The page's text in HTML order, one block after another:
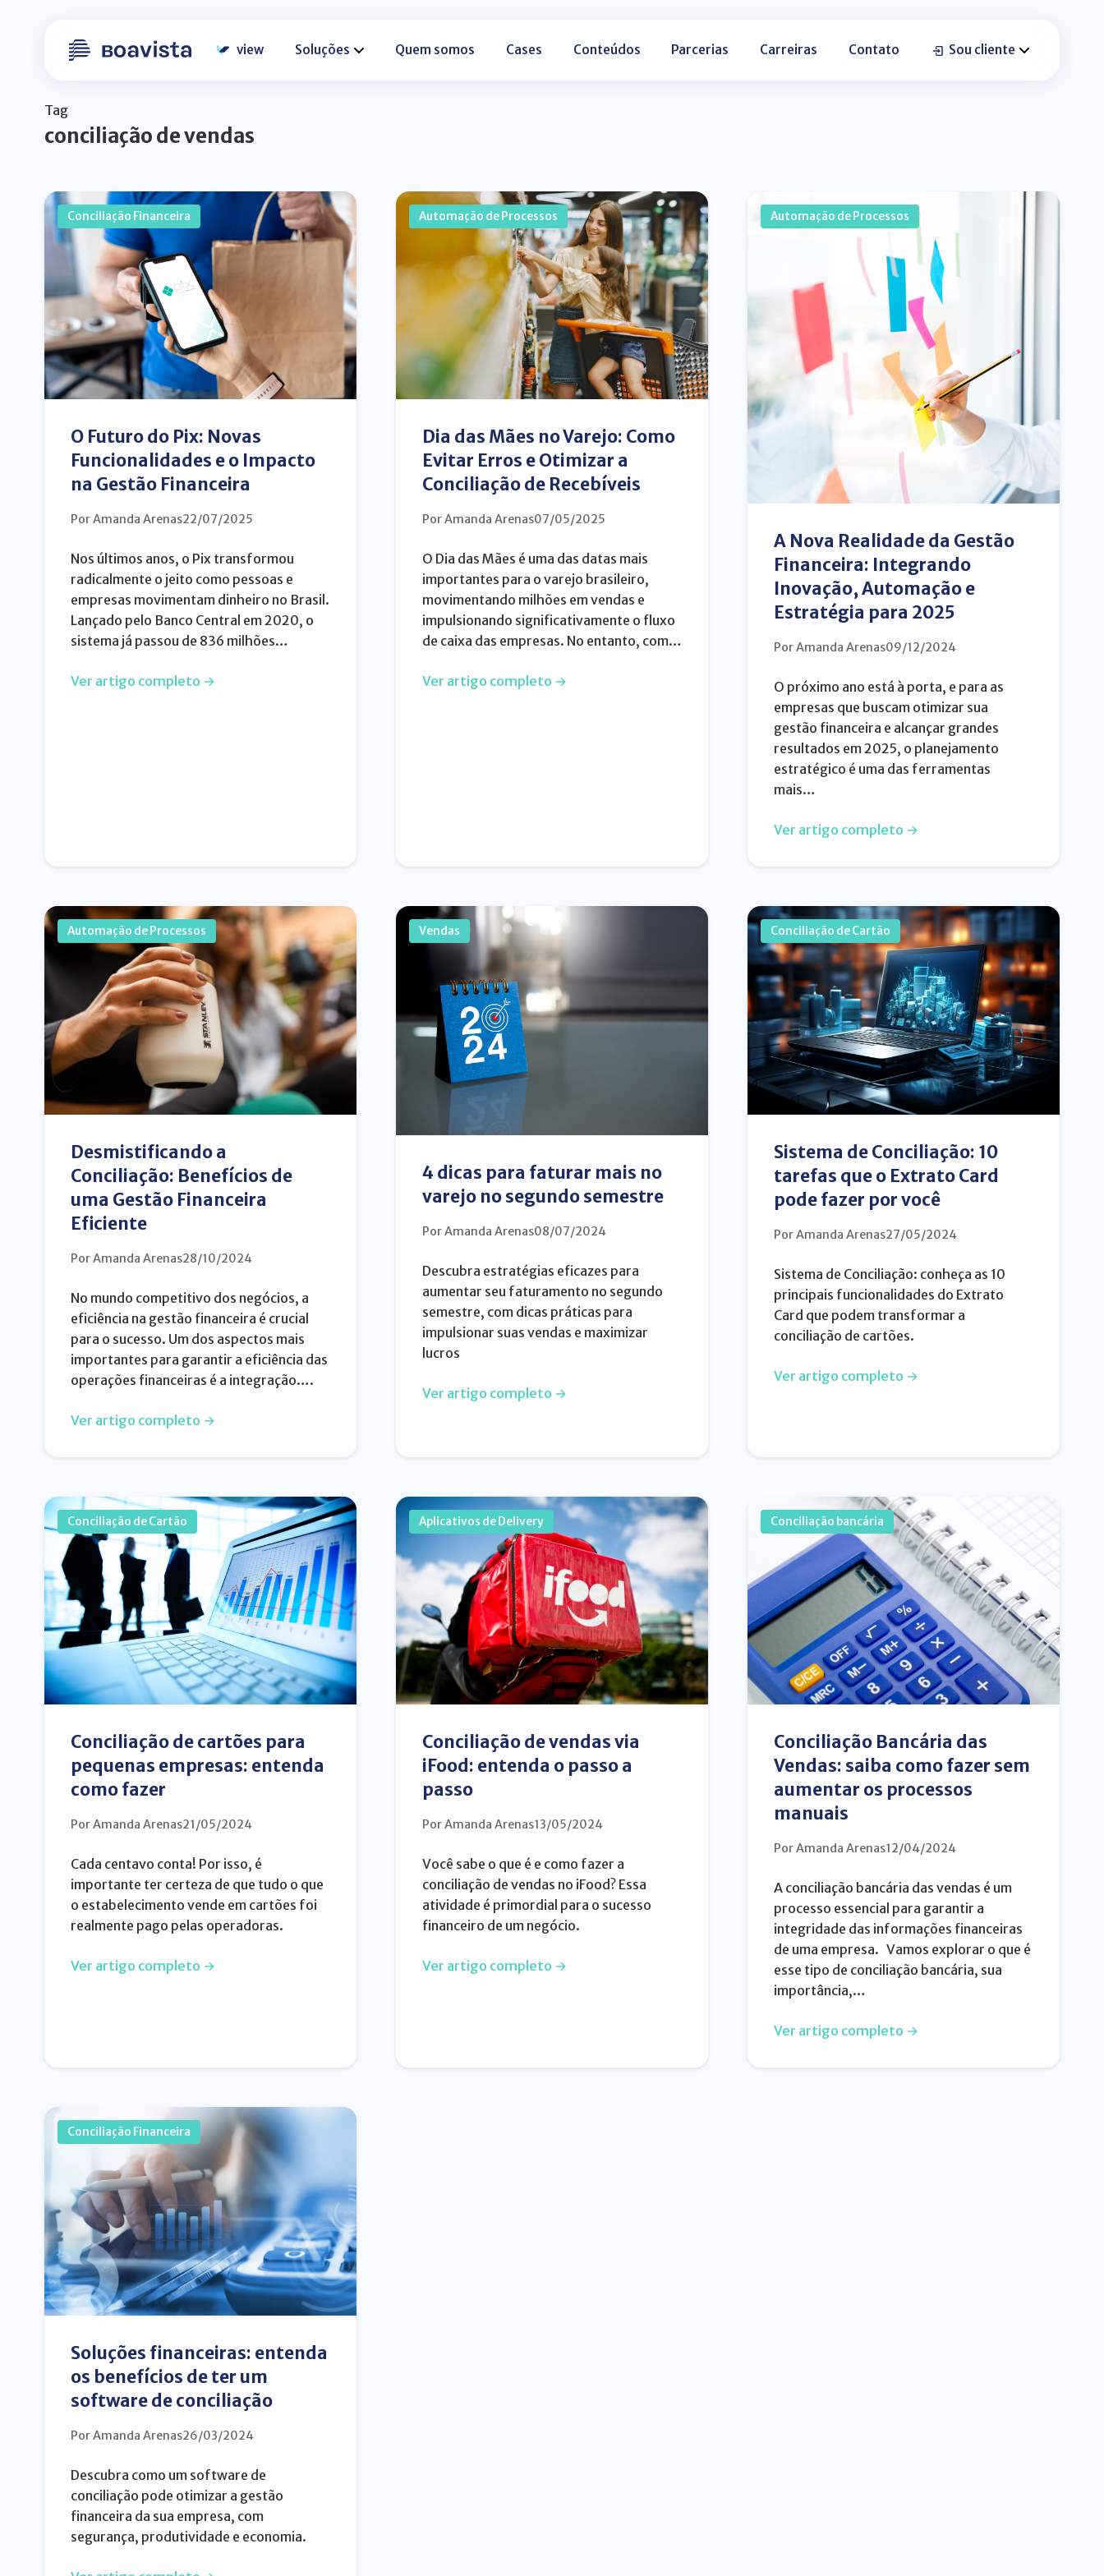
view Soluções Quem somos Cases Conteúdos Parcerias Carreiras Contato Sou cliente
Tag
conciliação de vendas
Conciliação Financeira
O Futuro do Pix: Novas
Funcionalidades e o Impacto
na Gestão Financeira
Por Amanda Arenas22/07/2025
Nos últimos anos, o Pix transformou
radicalmente o jeito como pessoas e
empresas movimentam dinheiro no Brasil.
Lançado pelo Banco Central em 2020, o
sistema já passou de 836 milhões…
Ver artigo completo →
Automação de Processos
Dia das Mães no Varejo: Como
Evitar Erros e Otimizar a
Conciliação de Recebíveis
Por Amanda Arenas07/05/2025
O Dia das Mães é uma das datas mais
importantes para o varejo brasileiro,
movimentando milhões em vendas e
impulsionando significativamente o fluxo
de caixa das empresas. No entanto, com…
Ver artigo completo →
Automação de Processos
A Nova Realidade da Gestão
Financeira: Integrando
Inovação, Automação e
Estratégia para 2025
Por Amanda Arenas09/12/2024
O próximo ano está à porta, e para as
empresas que buscam otimizar sua
gestão financeira e alcançar grandes
resultados em 2025, o planejamento
estratégico é uma das ferramentas
mais…
Ver artigo completo →
Automação de Processos
Desmistificando a
Conciliação: Benefícios de
uma Gestão Financeira
Eficiente
Por Amanda Arenas28/10/2024
No mundo competitivo dos negócios, a
eficiência na gestão financeira é crucial
para o sucesso. Um dos aspectos mais
importantes para garantir a eficiência das
operações financeiras é a integração….
Ver artigo completo →
Vendas
4 dicas para faturar mais no
varejo no segundo semestre
Por Amanda Arenas08/07/2024
Descubra estratégias eficazes para
aumentar seu faturamento no segundo
semestre, com dicas práticas para
impulsionar suas vendas e maximizar
lucros
Ver artigo completo →
Conciliação de Cartão
Sistema de Conciliação: 10
tarefas que o Extrato Card
pode fazer por você
Por Amanda Arenas27/05/2024
Sistema de Conciliação: conheça as 10
principais funcionalidades do Extrato
Card que podem transformar a
conciliação de cartões.
Ver artigo completo →
Conciliação de Cartão
Conciliação de cartões para
pequenas empresas: entenda
como fazer
Por Amanda Arenas21/05/2024
Cada centavo conta! Por isso, é
importante ter certeza de que tudo o que
o estabelecimento vende em cartões foi
realmente pago pelas operadoras.
Ver artigo completo →
Aplicativos de Delivery
Conciliação de vendas via
iFood: entenda o passo a
passo
Por Amanda Arenas13/05/2024
Você sabe o que é e como fazer a
conciliação de vendas no iFood? Essa
atividade é primordial para o sucesso
financeiro de um negócio.
Ver artigo completo →
Conciliação bancária
Conciliação Bancária das
Vendas: saiba como fazer sem
aumentar os processos
manuais
Por Amanda Arenas12/04/2024
A conciliação bancária das vendas é um
processo essencial para garantir a
integridade das informações financeiras
de uma empresa. Vamos explorar o que é
esse tipo de conciliação bancária, sua
importância,…
Ver artigo completo →
Conciliação Financeira
Soluções financeiras: entenda
os benefícios de ter um
software de conciliação
Por Amanda Arenas26/03/2024
Descubra como um software de
conciliação pode otimizar a gestão
financeira da sua empresa, com
segurança, produtividade e economia.